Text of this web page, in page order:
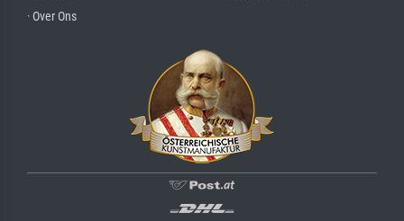
· Over Ons